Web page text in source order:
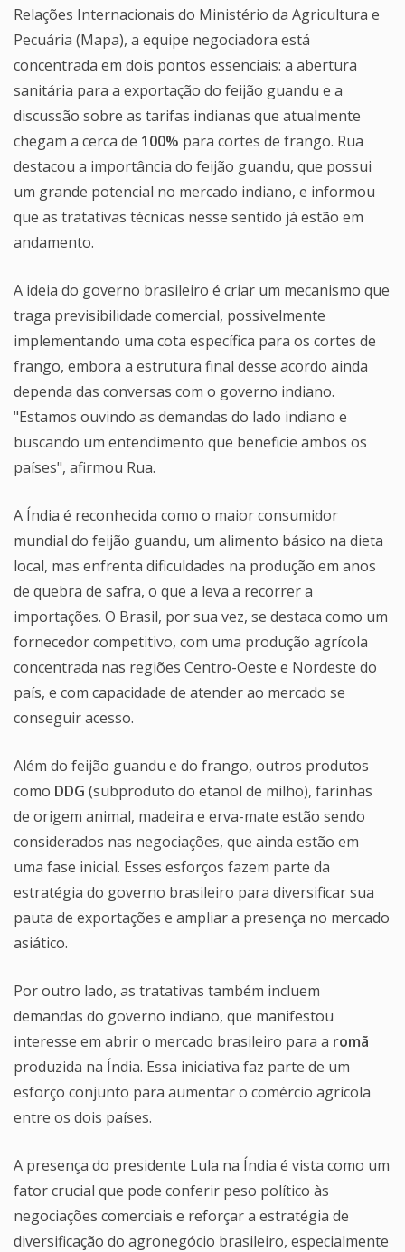
Relações Internacionais do Ministério da Agricultura e
Pecuária (Mapa), a equipe negociadora está
concentrada em dois pontos essenciais: a abertura
sanitária para a exportação do feijão guandu e a
discussão sobre as tarifas indianas que atualmente
chegam a cerca de 100% para cortes de frango. Rua
destacou a importância do feijão guandu, que possui
um grande potencial no mercado indiano, e informou
que as tratativas técnicas nesse sentido já estão em
andamento.
A ideia do governo brasileiro é criar um mecanismo que
traga previsibilidade comercial, possivelmente
implementando uma cota específica para os cortes de
frango, embora a estrutura final desse acordo ainda
dependa das conversas com o governo indiano.
"Estamos ouvindo as demandas do lado indiano e
buscando um entendimento que beneficie ambos os
países", afirmou Rua.
A Índia é reconhecida como o maior consumidor
mundial do feijão guandu, um alimento básico na dieta
local, mas enfrenta dificuldades na produção em anos
de quebra de safra, o que a leva a recorrer a
importações. O Brasil, por sua vez, se destaca como um
fornecedor competitivo, com uma produção agrícola
concentrada nas regiões Centro-Oeste e Nordeste do
país, e com capacidade de atender ao mercado se
conseguir acesso.
Além do feijão guandu e do frango, outros produtos
como DDG (subproduto do etanol de milho), farinhas
de origem animal, madeira e erva-mate estão sendo
considerados nas negociações, que ainda estão em
uma fase inicial. Esses esforços fazem parte da
estratégia do governo brasileiro para diversificar sua
pauta de exportações e ampliar a presença no mercado
asiático.
Por outro lado, as tratativas também incluem
demandas do governo indiano, que manifestou
interesse em abrir o mercado brasileiro para a romã
produzida na Índia. Essa iniciativa faz parte de um
esforço conjunto para aumentar o comércio agrícola
entre os dois países.
A presença do presidente Lula na Índia é vista como um
fator crucial que pode conferir peso político às
negociações comerciais e reforçar a estratégia de
diversificação do agronegócio brasileiro, especialmente